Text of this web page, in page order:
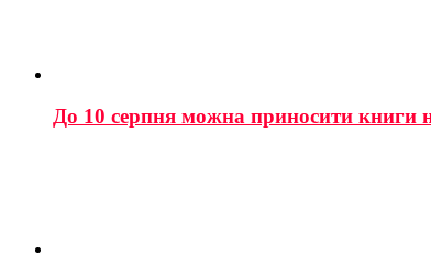
До 10 серпня можна приносити книги